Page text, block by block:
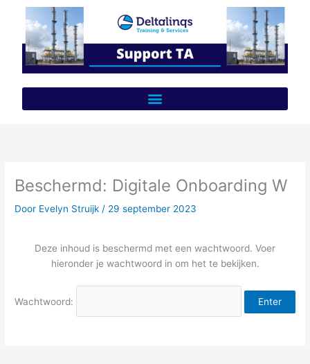
inhoud
Beschermd: Digitale Onboarding W
Door Evelyn Struijk / 29 september 2023
Deze inhoud is beschermd met een wachtwoord. Voer
hieronder je wachtwoord in om het te bekijken.
Wachtwoord: